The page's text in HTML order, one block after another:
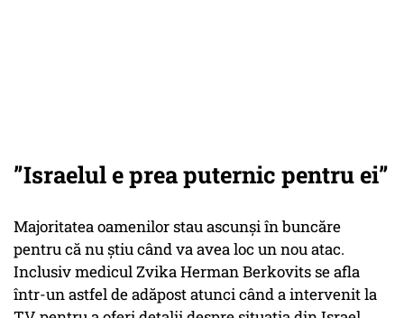
”Israelul e prea puternic pentru ei”
Majoritatea oamenilor stau ascunși în buncăre
pentru că nu știu când va avea loc un nou atac.
Inclusiv medicul Zvika Herman Berkovits se afla
într-un astfel de adăpost atunci când a intervenit la